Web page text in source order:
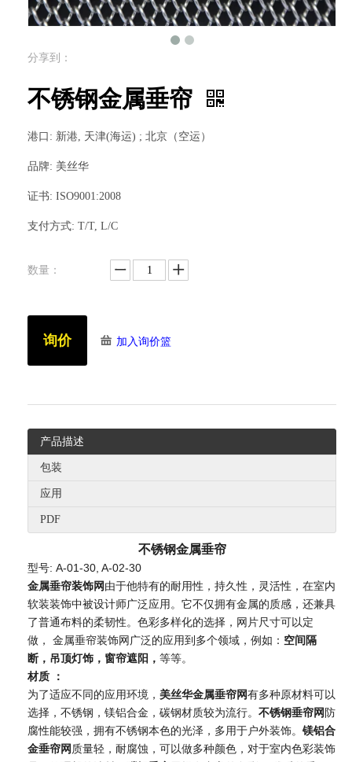
分享到：
不锈钢金属垂帘
港口: 新港, 天津(海运) ; 北京（空运）
品牌: 美丝华
证书: ISO9001:2008
支付方式: T/T, L/C
数量：
询价 加入询价篮
产品描述
包装
应用
PDF
不锈钢金属垂帘
型号: A-01-30, A-02-30
金属垂帘装饰网由于他特有的耐用性，持久性，灵活性，在室内
软装装饰中被设计师广泛应用。它不仅拥有金属的质感，还兼具
了普通布料的柔韧性。色彩多样化的选择，网片尺寸可以定
做， 金属垂帘装饰网广泛的应用到多个领域，例如： 空间隔
断，吊顶灯饰，窗帘遮阳， 等等。
材质 ：
为了适应不同的应用环境， 美丝华金属垂帘网有多种原材料可以
选择，不锈钢，镁铝合金，碳钢材质较为流行。 不锈钢垂帘网防
腐性能较强，拥有不锈钢本色的光泽，多用于户外装饰。 镁铝合
金垂帘网质量轻，耐腐蚀，可以做多种颜色，对于室内色彩装饰